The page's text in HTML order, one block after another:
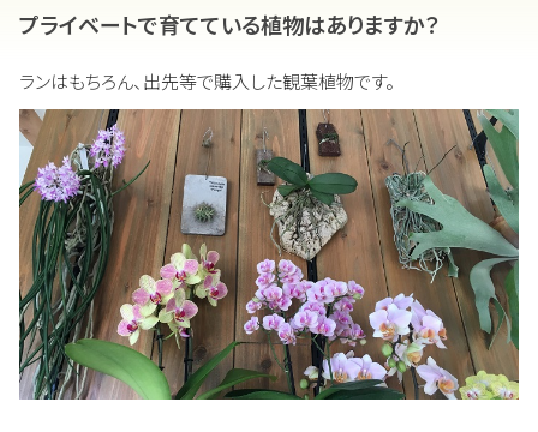
プライベートで育てている植物はありますか？
ランはもちろん、出先等で購入した観葉植物です。